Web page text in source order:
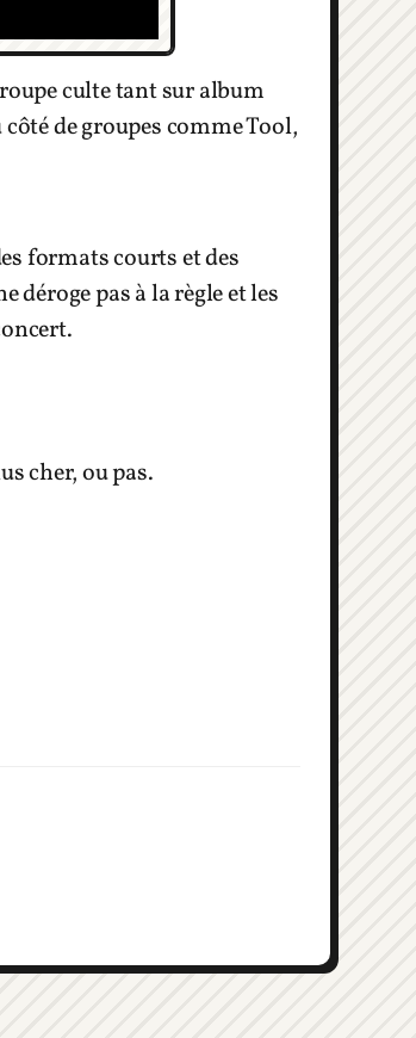
culte tant sur album
de groupes comme Tool,
formats courts et des
déroge pas à la règle et les
cher, ou pas.